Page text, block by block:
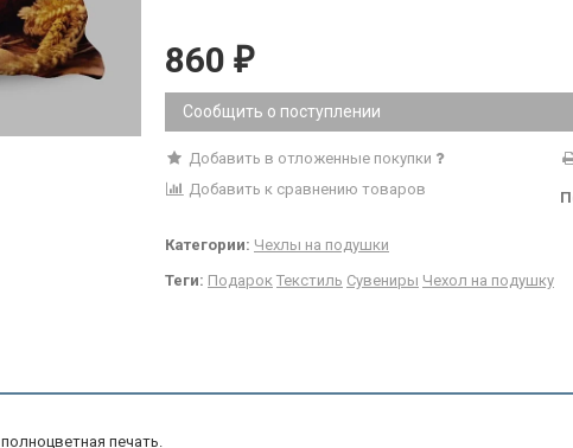
860 ₽
Сообщить о поступлении
Добавить в отложенные покупки
Добавить к сравнению товаров
Категории: Чехлы на подушки
Теги: Подарок Текстиль Сувениры Чехол на подушку
печать.